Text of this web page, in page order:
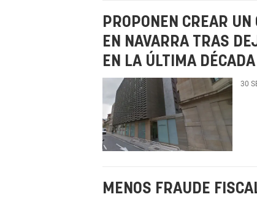
PROPONEN CREAR
EN NAVARRA TRAS
EN LA ÚLTIMA DÉCADA
30
MENOS FRAUDE